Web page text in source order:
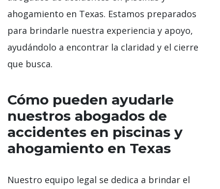
ahogamiento en Texas. Estamos preparados
para brindarle nuestra experiencia y apoyo,
ayudándolo a encontrar la claridad y el cierre
que busca.
Cómo pueden ayudarle
nuestros abogados de
accidentes en piscinas y
ahogamiento en Texas
Nuestro equipo legal se dedica a brindar el